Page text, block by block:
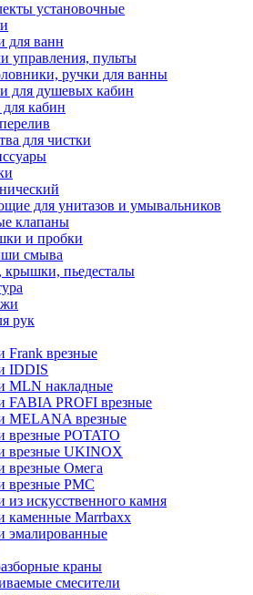
установочные
для ванн
управления, пульты
ручки для ванны
для душевых кабин
кабин
для чистки
для унитазов и умывальников
клапаны
и пробки
смыва
крышки, пьедесталы
рук
Frank врезные
IDDIS
MLN накладные
FABIA PROFI врезные
MELANA врезные
врезные POTATO
врезные UKINOX
врезные Омега
врезные РМС
искусственного камня
каменные Marrbaxx
эмалированные
краны
смесители